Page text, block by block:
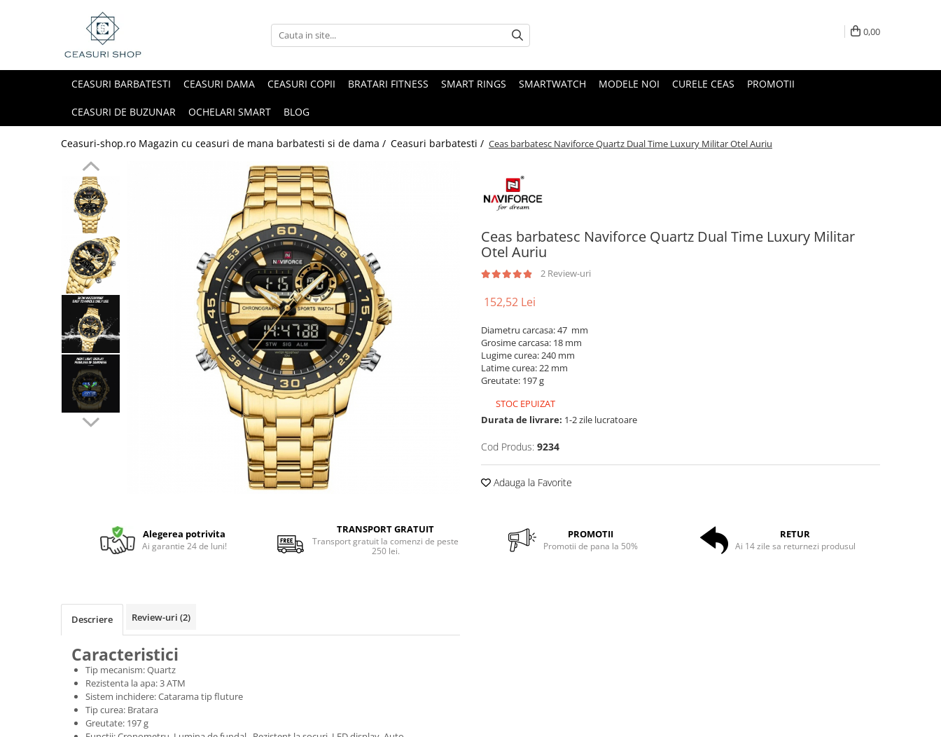
0,00
CEASURI BARBATESTI CEASURI DAMA CEASURI COPII BRATARI FITNESS SMART RINGS SMARTWATCH MODELE NOI CURELE CEAS PROMOTII
CEASURI DE BUZUNAR OCHELARI SMART BLOG
Ceasuri-shop.ro Magazin cu ceasuri de mana barbatesti si de dama / Ceasuri barbatesti / Ceas barbatesc Naviforce Quartz Dual Time Luxury Militar Otel Auriu
Ceas barbatesc Naviforce Quartz Dual Time Luxury Militar
Otel Auriu
2 Review-uri
152,52 Lei
Diametru carcasa: 47 mm
Grosime carcasa: 18 mm
Lugime curea: 240 mm
Latime curea: 22 mm
Greutate: 197 g
STOC EPUIZAT
Durata de livrare: 1-2 zile lucratoare
Cod Produs: 9234
Adauga la Favorite
Alegerea potrivita
Ai garantie 24 de luni!
TRANSPORT GRATUIT
Transport gratuit la comenzi de peste
250 lei.
PROMOTII
Promotii de pana la 50%
RETUR
Ai 14 zile sa returnezi produsul
Descriere Review-uri (2)
Caracteristici
Tip mecanism: Quartz
Rezistenta la apa: 3 ATM
Sistem inchidere: Catarama tip fluture
Tip curea: Bratara
Greutate: 197 g